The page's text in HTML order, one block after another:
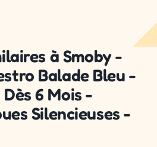
à Smoby -
Balade Bleu -
6 Mois -
Silencieuses -